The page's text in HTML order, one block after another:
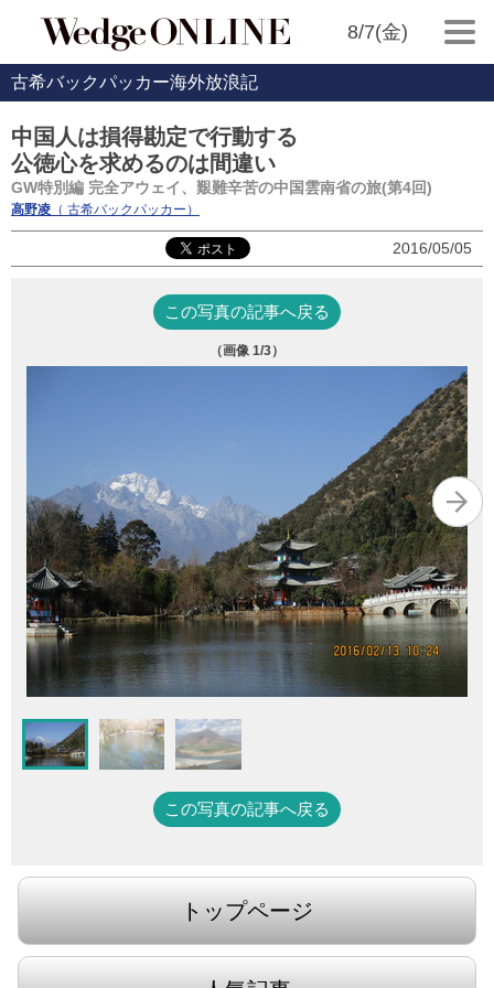
8/7(金)
古希バックパッカー海外放浪記
中国人は損得勘定で行動する
公徳心を求めるのは間違い
GW特別編 完全アウェイ、艱難辛苦の中国雲南省の旅(第4回)
高野凌 （ 古希バックパッカー）
2016/05/05
この写真の記事へ戻る
（画像 1/3）
この写真の記事へ戻る
トップページ